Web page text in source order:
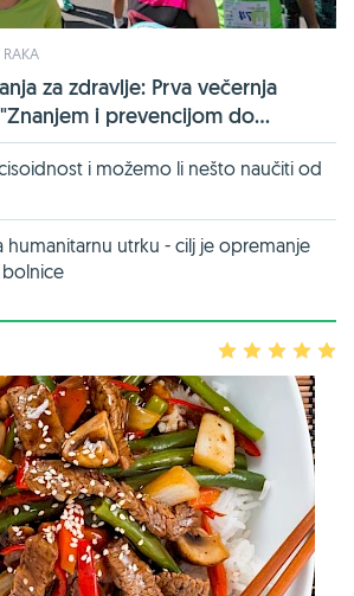
za zdravlje: Prva večernja
i prevencijom do...
i možemo li nešto naučiti od
humanitarnu utrku - cilj je opremanje
2 3 4